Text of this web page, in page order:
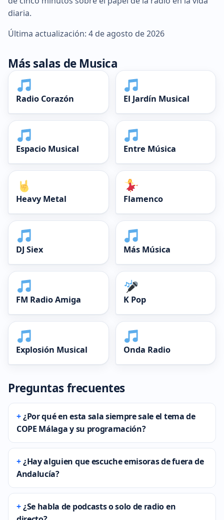
diaria.
Última actualización: 4 de agosto de 2026
Más salas de Musica
Radio Corazón El Jardín Musical
Espacio Musical Entre Música
Heavy Metal Flamenco
DJ Siex Más Música
FM Radio Amiga K Pop
Explosión Musical Onda Radio
Preguntas frecuentes
¿Por qué en esta sala siempre sale el tema de
COPE Málaga y su programación?
¿Hay alguien que escuche emisoras de fuera de
Andalucía?
¿Se habla de podcasts o solo de radio en